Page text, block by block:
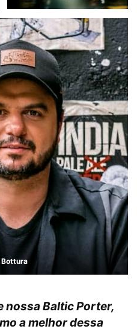
nossa Baltic Porter,
a melhor dessa